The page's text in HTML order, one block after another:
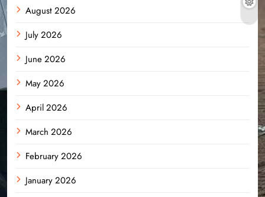
August 2026
July 2026
June 2026
May 2026
April 2026
March 2026
February 2026
January 2026